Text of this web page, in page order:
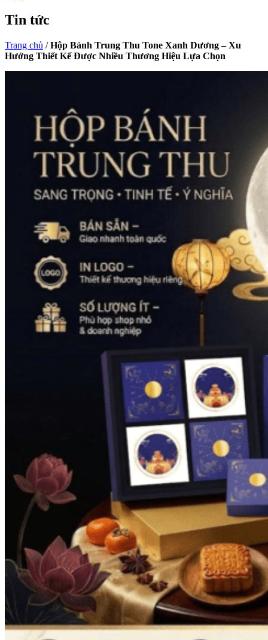
Tin tức
Trang chủ /Hộp Bánh Trung Thu Tone Xanh Dương – Xu
Hướng Thiết Kế Được Nhiều Thương Hiệu Lựa Chọn